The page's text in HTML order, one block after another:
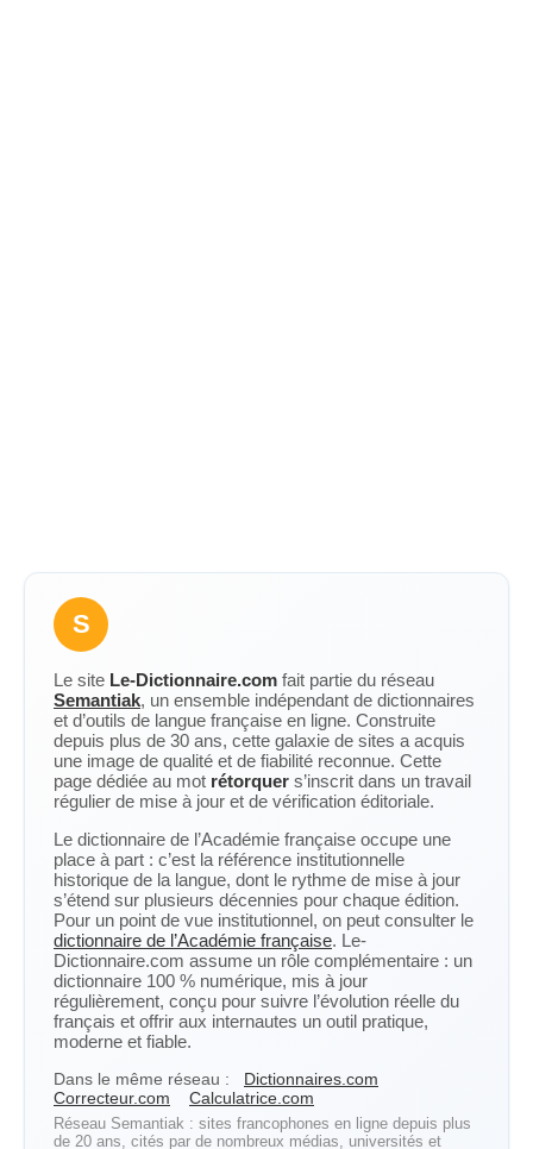
S
Le site Le-Dictionnaire.com fait partie du réseau
Semantiak, un ensemble indépendant de dictionnaires
et d’outils de langue française en ligne. Construite
depuis plus de 30 ans, cette galaxie de sites a acquis
une image de qualité et de fiabilité reconnue. Cette
page dédiée au mot rétorquer s’inscrit dans un travail
régulier de mise à jour et de vérification éditoriale.
Le dictionnaire de l’Académie française occupe une
place à part : c’est la référence institutionnelle
historique de la langue, dont le rythme de mise à jour
s’étend sur plusieurs décennies pour chaque édition.
Pour un point de vue institutionnel, on peut consulter le
dictionnaire de l’Académie française. Le-
Dictionnaire.com assume un rôle complémentaire : un
dictionnaire 100 % numérique, mis à jour
régulièrement, conçu pour suivre l’évolution réelle du
français et offrir aux internautes un outil pratique,
moderne et fiable.
Dans le même réseau :
Dictionnaires.com
Correcteur.com
Calculatrice.com
Réseau Semantiak : sites francophones en ligne depuis plus
de 20 ans, cités par de nombreux médias, universités et